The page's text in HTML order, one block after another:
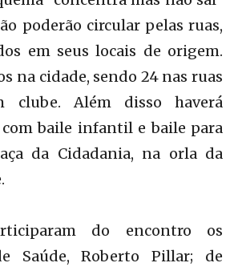
poderão circular pelas ruas,
em seus locais de origem.
na cidade, sendo 24 nas ruas
Além disso haverá
com baile infantil e baile para
da Cidadania, na orla da
do encontro os
Saúde, Roberto Pillar; de